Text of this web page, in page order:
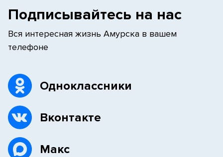
Подписывайтесь на нас
Вся интересная жизнь Амурска в вашем
телефоне
Одноклассники
Вконтакте
Макс